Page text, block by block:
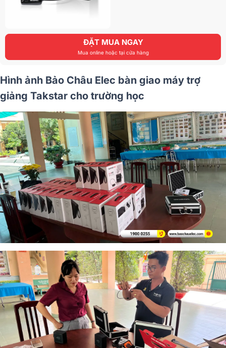
ĐẶT MUA NGAY
Mua online hoặc tại cửa hàng
Hình ảnh Bảo Châu Elec bàn giao máy trợ
giảng Takstar cho trường học